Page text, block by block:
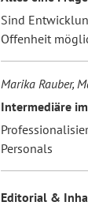
Sind
Offenheit
Marika Rauber,
Intermediäre
Personals
Editorial &